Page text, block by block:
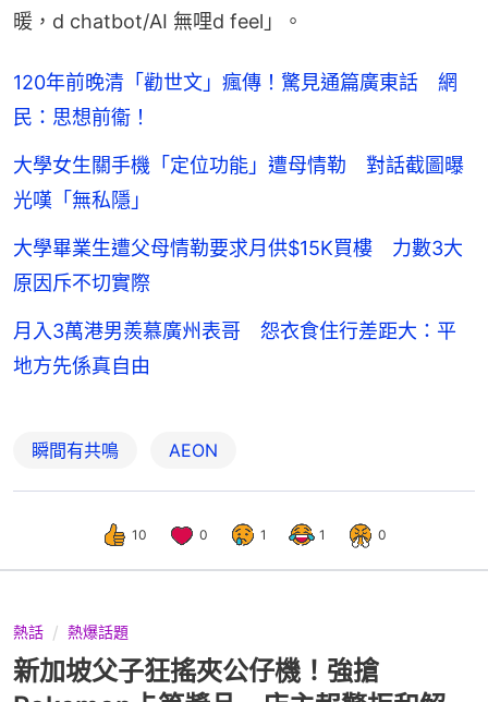
暖，d chatbot/AI 無哩d feel」。
120年前晚清「勸世文」瘋傳！驚見通篇廣東話 網
民：思想前衞！
大學女生關手機「定位功能」遭母情勒 對話截圖曝
光嘆「無私隱」
大學畢業生遭父母情勒要求月供$15K買樓 力數3大
原因斥不切實際
月入3萬港男羨慕廣州表哥 怨衣食住行差距大：平
地方先係真自由
瞬間有共鳴 AEON
10 0 1 1 0
熱話 熱爆話題
新加坡父子狂搖夾公仔機！強搶